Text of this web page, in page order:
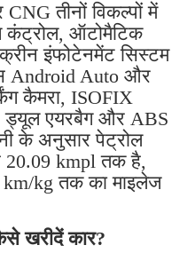
तीनों विकल्पों में
ऑटोमैटिक
इंफोटेनमेंट सिस्टम
Android Auto और
कैमरा, ISOFIX
ड्यूल एयरबैग और ABS
के अनुसार पेट्रोल
20.09 kmpl तक है,
kg तक का माइलेज
खरीदें कार?